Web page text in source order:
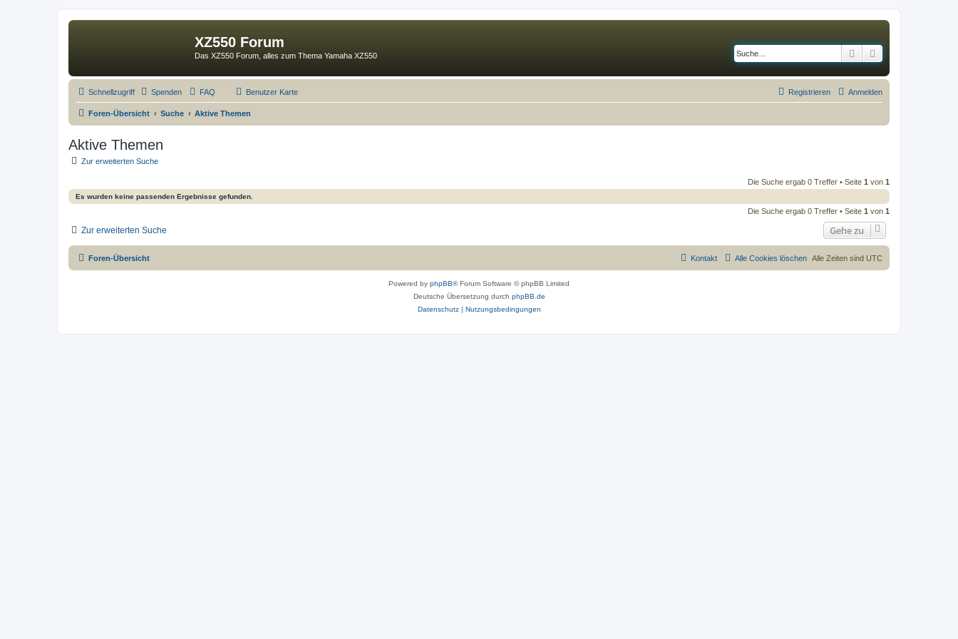
XZ550 Forum
Das XZ550 Forum, alles zum Thema Yamaha XZ550 Suche
Schnellzugriff Spenden FAQ Benutzer Karte Anmelden
Registrieren
Foren-Übersicht Suche Aktive Themen
Aktive Themen
Zur erweiterten Suche
Die Suche ergab 0 Treffer • Seite 1 von 1
Es wurden keine passenden Ergebnisse gefunden.
Die Suche ergab 0 Treffer • Seite 1 von 1
Zur erweiterten Suche Gehe zu
Foren-Übersicht Alle Zeiten sind UTC
Alle Cookies löschen
Kontakt
Powered by phpBB® Forum Software © phpBB Limited
Deutsche Übersetzung durch phpBB.de
Datenschutz| Nutzungsbedingungen